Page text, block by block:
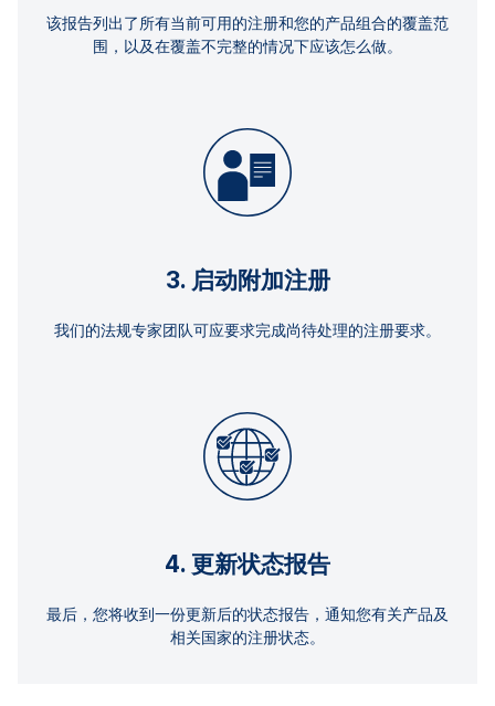
该报告列出了所有当前可用的注册和您的产品组合的覆盖范
围，以及在覆盖不完整的情况下应该怎么做。
3. 启动附加注册
我们的法规专家团队可应要求完成尚待处理的注册要求。
4. 更新状态报告
最后，您将收到一份更新后的状态报告，通知您有关产品及
相关国家的注册状态。